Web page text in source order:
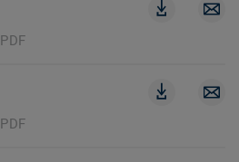
PDF
PDF